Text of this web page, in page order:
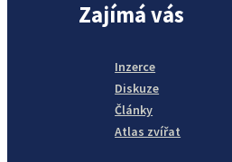
Zajímá vás
Inzerce
Diskuze
Články
Atlas zvířat